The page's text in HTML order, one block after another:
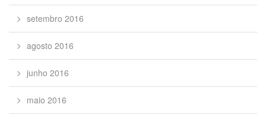
setembro 2016
agosto 2016
junho 2016
maio 2016